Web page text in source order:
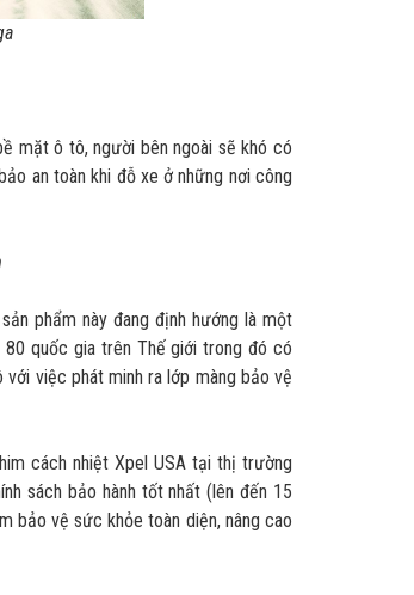
mặt ô tô, người bên ngoài sẽ khó có
an toàn khi đỗ xe ở những nơi công
phẩm này đang định hướng là một
quốc gia trên Thế giới trong đó có
với việc phát minh ra lớp màng bảo vệ
cách nhiệt Xpel USA tại thị trường
sách bảo hành tốt nhất (lên đến 15
bảo vệ sức khỏe toàn diện, nâng cao